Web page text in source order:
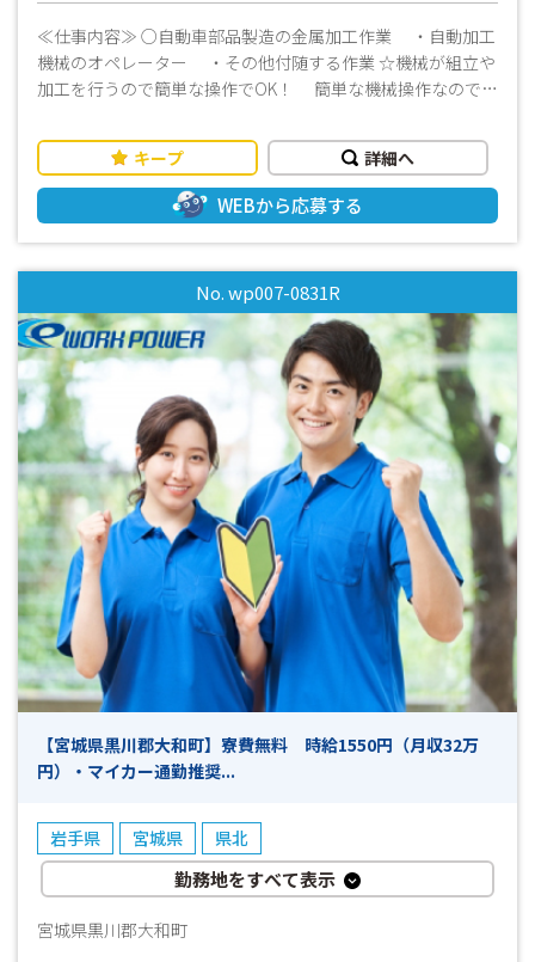
※深夜手当（22時～翌5時迄）
≪仕事内容≫ ○自動車部品製造の金属加工作業 ・自動加工
機械のオペレーター ・その他付随する作業 ☆機械が組立や
加工を行うので簡単な操作でOK！ 簡単な機械操作なので未
の軽金属部品なので作業負担はそれほど大きくありません♪
≪おすすめポイント！≫ ・交替勤務×ほどよい残業もあっ
てしっかり稼ぐことができます！ ・ロッカー完備！持ち物
が多い方にもぴったり☆ ・休憩時間には指定場所にて喫煙
できます☆ ・製造経験がなくても、丁寧な指導があるので
しっかり作業を覚えることができます☆ ・20代～60代の幅
広い世代の男女スタッフが多数活躍中です！ ・奥州市内の
ほか、一関市からの通勤も可能です！ ≪その他≫ ・長期で働
ける方歓迎 ・経験・資格は問わず、幅広い年代の方が活躍中
・未経験の方でも丁寧に指導いたしますので安心してくださ
い ・残業はできるときだけでOK ・しっかり稼ぎたい、プラ
イベートを大切にしながら働きたい方におすすめ ・週払いOK
・事前の工場見学OK お話だけでも聞いてみませんか♪
お気軽にお問い合わせください！(^^)/ *-*-*-*-*-*-*-*-*-*-*-*-
*-*-*-*-*-*-*-*-*-*-*-*-*-*-*-*-*-*-*-*-*-*-*-*-*-*-*-*-*-*-*-*-
*-*-*-*-*-*-*-*-*-*-*-* 「面白そう！」「高時給でしっかり稼
ぎたい！」「ブランクがあるけど働きたい！」 「未経験だけ
どお仕事をやってみたい！」などなど… 少しでも興味があ
りましたら、まずはお気軽にお問い合わせください！ 今は
別のお仕事をされていて退職後から働き始めたいという方も
大歓迎です♪ 皆様のご応募心よりお待ちしております！！
(^^)/ 【ご応募から採用までの流れ】 ◎ＷＥＢやお電話でご応
募ください ▼ （ 受付 ） ◎弊社担当よりお電話にて折
り返しご連絡致します ▼ （ 面接日調整・予約 （所要
時間5～１０分程度） ） ◎面接・お仕事説明 ▼ （ こ
い ） ◎工場見学 ▼ （ 見学後、就業希望確認とお仕事
開始日の日程等確認 ） ◎採用連絡 ▼ （ 即日～7日程
度 ） ◎勤務スタート ※上記は目安となりますので、予めご
了承ください。
キープ 詳細へ
WEBから応募する
No. wp007-0831R
【宮城県黒川郡大和町】寮費無料 時給1550円（月収32万
円）・マイカー通勤推奨...
岩手県 宮城県 県北
勤務地をすべて表示
宮城県黒川郡大和町